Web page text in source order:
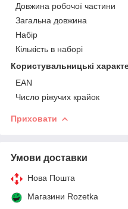
Довжина робочої частини
Загальна довжина
Набір
Кількість в наборі
Користувальницькі
EAN
Число ріжучих крайок
Приховати
Умови доставки
Нова Пошта
Магазини Rozetka